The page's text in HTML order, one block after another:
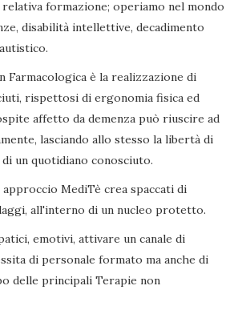
formazione; operiamo nel mondo
disabilità intellettive, decadimento
Farmacologica è la realizzazione di
rispettosi di ergonomia fisica ed
affetto da demenza può riuscire ad
lasciando allo stesso la libertà di
un quotidiano conosciuto.
MediTè crea spaccati di
all'interno di un nucleo protetto.
emotivi, attivare un canale di
di personale formato ma anche di
delle principali Terapie non